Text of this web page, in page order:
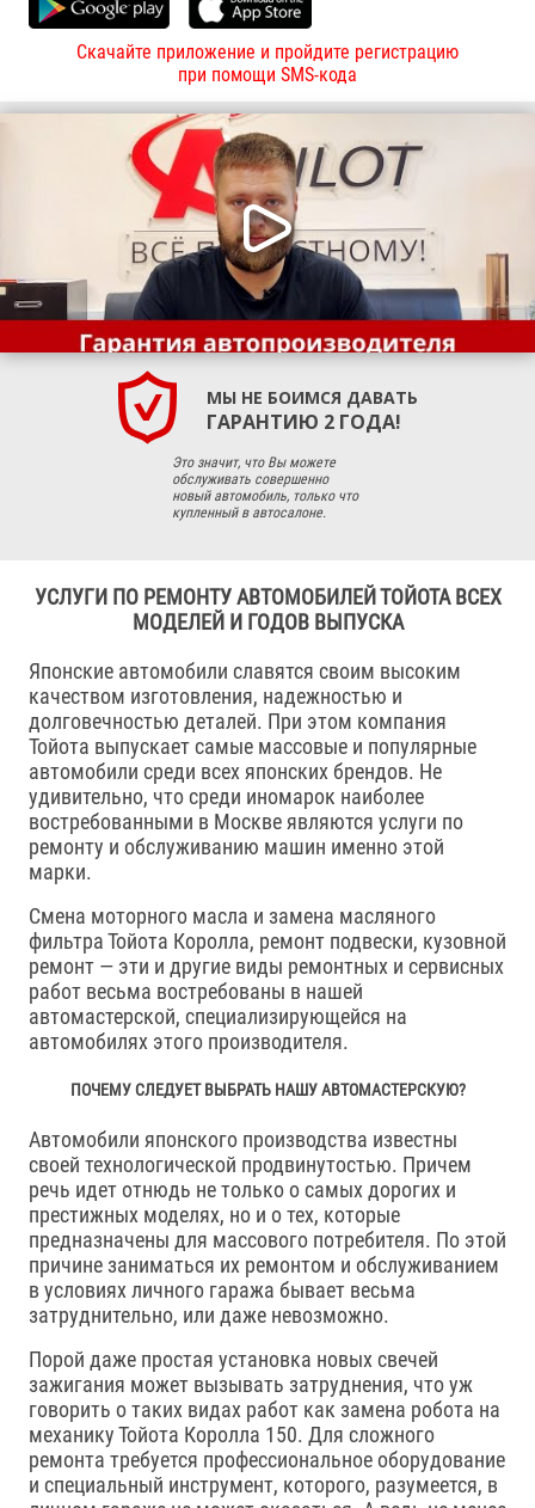
Скачайте приложение и пройдите регистрацию
при помощи SMS-кода
МЫ НЕ БОИМСЯ ДАВАТЬ
ГАРАНТИЮ 2 ГОДА!
Это значит, что Вы можете
обслуживать совершенно
новый автомобиль, только что
купленный в автосалоне.
УСЛУГИ ПО РЕМОНТУ АВТОМОБИЛЕЙ ТОЙОТА ВСЕХ
МОДЕЛЕЙ И ГОДОВ ВЫПУСКА
Японские автомобили славятся своим высоким
качеством изготовления, надежностью и
долговечностью деталей. При этом компания
Тойота выпускает самые массовые и популярные
автомобили среди всех японских брендов. Не
удивительно, что среди иномарок наиболее
востребованными в Москве являются услуги по
ремонту и обслуживанию машин именно этой
марки.
Смена моторного масла и замена масляного
фильтра Тойота Королла, ремонт подвески, кузовной
ремонт — эти и другие виды ремонтных и сервисных
работ весьма востребованы в нашей
автомастерской, специализирующейся на
автомобилях этого производителя.
ПОЧЕМУ СЛЕДУЕТ ВЫБРАТЬ НАШУ АВТОМАСТЕРСКУЮ?
Автомобили японского производства известны
своей технологической продвинутостью. Причем
речь идет отнюдь не только о самых дорогих и
престижных моделях, но и о тех, которые
предназначены для массового потребителя. По этой
причине заниматься их ремонтом и обслуживанием
в условиях личного гаража бывает весьма
затруднительно, или даже невозможно.
Порой даже простая установка новых свечей
зажигания может вызывать затруднения, что уж
говорить о таких видах работ как замена робота на
механику Тойота Королла 150. Для сложного
ремонта требуется профессиональное оборудование
и специальный инструмент, которого, разумеется, в